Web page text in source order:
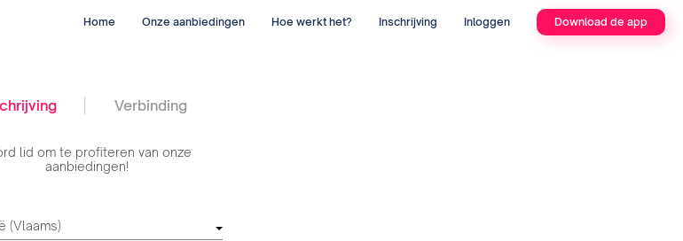
Home Onze aanbiedingen Hoe werkt het? Inschrijving Inloggen Download de app
Verbinding
lid om te profiteren van onze
aanbiedingen!
(Vlaams)